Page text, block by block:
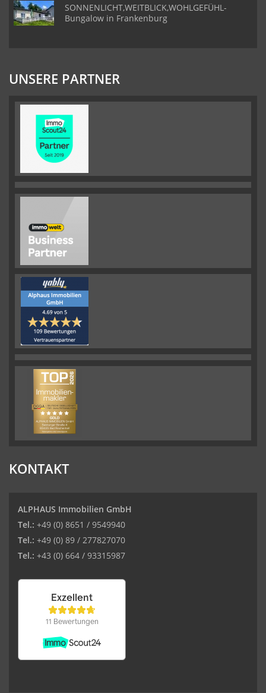
SONNENLICHT,WEITBLICK,WOHLGEFÜHL-
Bungalow in Frankenburg
UNSERE PARTNER
KONTAKT
ALPHAUS Immobilien GmbH
Tel.: +49 (0) 8651 / 9549940
Tel.: +49 (0) 89 / 277827070
Tel.: +43 (0) 664 / 93315987